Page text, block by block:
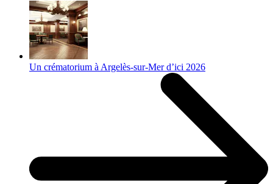
Un crématorium à Argelès-sur-Mer d’ici 2026